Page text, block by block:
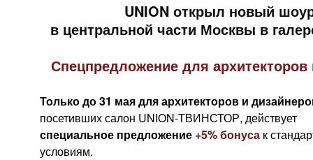
UNION открыл новый
в центральной части Москвы в
Спецпредложение для архитекторов
Только до 31 мая для архитекторов и
посетивших салон UNION-ТВИНСТОР, действует
специальное предложение +5% бонуса к
условиям.